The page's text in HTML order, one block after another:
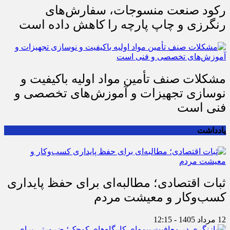
رکود صنعت منسوجات، سفارش‌های
رنگرزی و چاپ پارچه را کاهش داده است
مشکلات صنف تأمین مواد اولیه باکیفیت و
نوسازی تجهیزات و آموزش‌های تخصصی و
فنی است
یادداشت
ثبات اقتصادی؛ مطالبه‌ای برای حفظ پایداری
کسب‌وکار و معیشت مردم
12 مرداد 1405 - 12:15